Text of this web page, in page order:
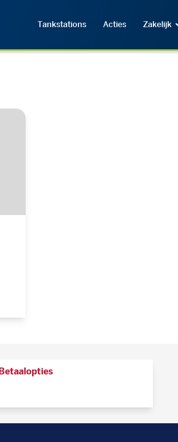
Tankstations Acties Zakelijk
Betaalopties